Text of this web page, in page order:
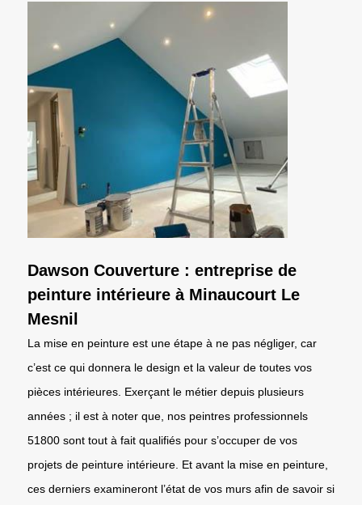
Dawson Couverture : entreprise de
peinture intérieure à Minaucourt Le
Mesnil
La mise en peinture est une étape à ne pas négliger, car
c’est ce qui donnera le design et la valeur de toutes vos
pièces intérieures. Exerçant le métier depuis plusieurs
années ; il est à noter que, nos peintres professionnels
51800 sont tout à fait qualifiés pour s’occuper de vos
projets de peinture intérieure. Et avant la mise en peinture,
ces derniers examineront l’état de vos murs afin de savoir si